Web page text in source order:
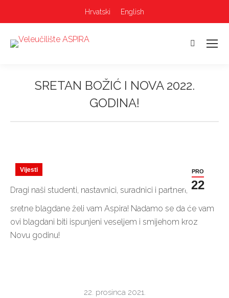
Hrvatski English
Pretraga:
SRETAN BOŽIĆ I NOVA 2022.
GODINA!
PRO
22
Vijesti
Dragi naši studenti, nastavnici, suradnici i partneri,
sretne blagdane želi vam Aspira! Nadamo se da će vam
ovi blagdani biti ispunjeni veseljem i smijehom kroz
Novu godinu!
22. prosinca 2021.